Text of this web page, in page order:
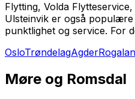
Flytting, Volda
Ulsteinvik er også
punktlighet og service. For
OsloTrøndelagAgder
Møre og Romsdal